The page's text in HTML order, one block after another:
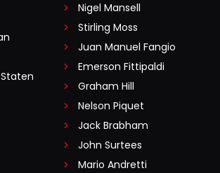
Nigel Mansell
Stirling Moss
Juan Manuel Fangio
Emerson Fittipaldi
Graham Hill
Nelson Piquet
Jack Brabham
John Surtees
Mario Andretti